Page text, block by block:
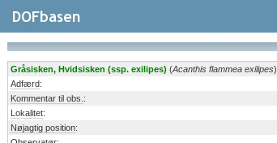
Gråsisken, Hvidsisken (ssp. exilipes) (Acanthis flammea exilipes)
Adfærd:
Kommentar til obs. :
Lokalitet:
Nøjagtig position: